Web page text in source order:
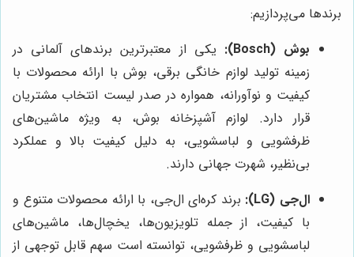
برندها می‌پردازیم:
بوش (Bosch):
یکی از معتبرترین برندهای آلمانی در
زمینه تولید لوازم خانگی برقی، بوش با ارائه محصولات با
کیفیت و نوآورانه، همواره در صدر لیست انتخاب مشتریان
قرار دارد. لوازم آشپزخانه بوش، به ویژه ماشین‌های
ظرفشویی و لباسشویی، به دلیل کیفیت بالا و عملکرد
بی‌نظیر، شهرت جهانی دارند.
ال‌جی (LG):
برند کره‌ای ال‌جی، با ارائه محصولات متنوع و
با کیفیت، از جمله تلویزیون‌ها، یخچال‌ها، ماشین‌های
لباسشویی و ظرفشویی، توانسته است سهم قابل توجهی از